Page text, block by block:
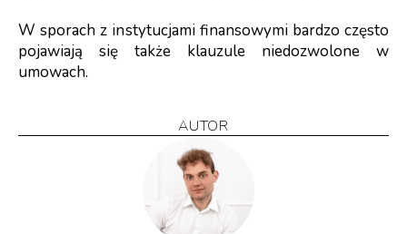
W sporach z instytucjami finansowymi bardzo często
pojawiają się także klauzule niedozwolone w
umowach.
AUTOR